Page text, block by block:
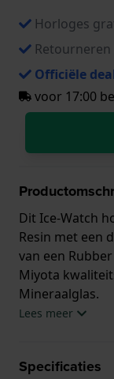
Horloges
Officiële
voor 17:00
Dit Ice-Watch
Resin met een
van een
Miyota
Mineraalglas.
geleverd met 2
Lees meer
Specificaties